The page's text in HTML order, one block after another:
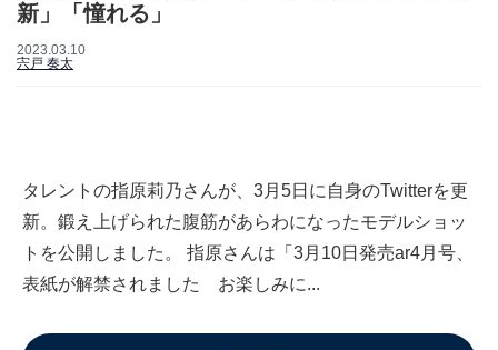
新」「憧れる」
2023.03.10
宍戸 奏太
タレントの指原莉乃さんが、3月5日に自身のTwitterを更
新。鍛え上げられた腹筋があらわになったモデルショッ
トを公開しました。 指原さんは「3月10日発売ar4月号、
表紙が解禁されました お楽しみに...